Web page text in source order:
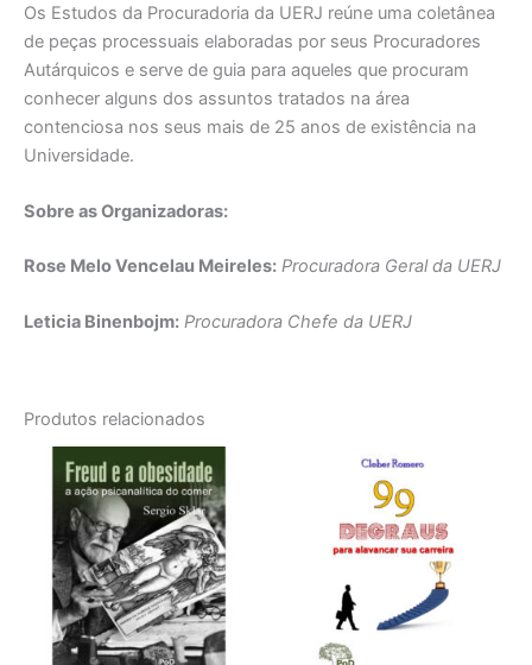
Os Estudos da Procuradoria da UERJ reúne uma coletânea
de peças processuais elaboradas por seus Procuradores
Autárquicos e serve de guia para aqueles que procuram
conhecer alguns dos assuntos tratados na área
contenciosa nos seus mais de 25 anos de existência na
Universidade.
Sobre as Organizadoras:
Rose Melo Vencelau Meireles: Procuradora Geral da UERJ
Leticia Binenbojm: Procuradora Chefe da UERJ
Produtos relacionados